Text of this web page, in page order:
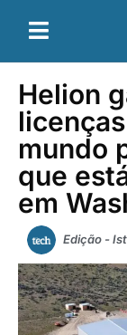
Helion
mundo
que
em
Edição -